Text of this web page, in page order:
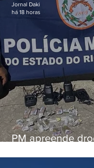
PM apreende
Jornal Daki
há 18 horas